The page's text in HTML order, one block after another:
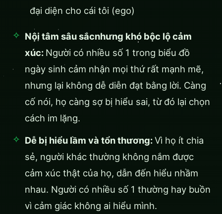
đại diện cho cái tôi (ego)
Nội tâm sâu sắcnhưng khó bộc lộ cảm
xúc: Người có nhiều số 1 trong biểu đồ
ngày sinh cảm nhận mọi thứ rất mạnh mẽ,
nhưng lại không dễ diễn đạt bằng lời. Càng
cố nói, họ càng sợ bị hiểu sai, từ đó lại chọn
cách im lặng.
Dễ bị hiểu lầm và tổn thương:Vì họ ít chia
sẻ, người khác thường không nắm được
cảm xúc thật của họ, dẫn đến hiểu nhầm
nhau. Người có nhiều số 1 thường hay buồn
vì cảm giác không ai hiểu mình.